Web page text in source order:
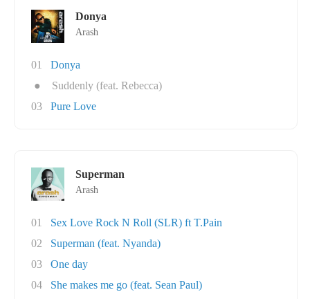
Donya
Arash
01
Donya
●
Suddenly (feat. Rebecca)
03
Pure Love
Superman
Arash
01
Sex Love Rock N Roll (SLR) ft T.Pain
02
Superman (feat. Nyanda)
03
One day
04
She makes me go (feat. Sean Paul)